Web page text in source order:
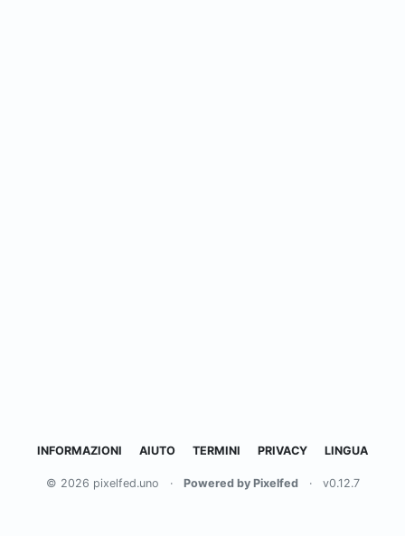
INFORMAZIONI AIUTO TERMINI PRIVACY LINGUA
© 2026 pixelfed.uno · Powered by Pixelfed · v0.12.7